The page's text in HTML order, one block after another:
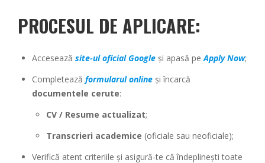
PROCESUL DE APLICARE:
Accesează site-ul oficial Google și apasă peApply Now;
Completează formularul online și încarcă
documentele cerute:
CV / Resume actualizat;
Transcrieri academice (oficiale sau neoficiale);
Verifică atent criteriile și asigură-te că îndeplinești toate